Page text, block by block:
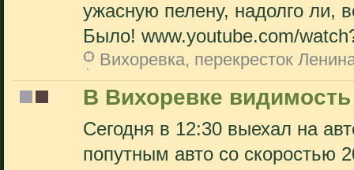
ужасную пелену, надолго ли,
Было! www.youtube.com/
Вихоревка, перекресток
В Вихоревке
Сегодня в 12:30 выехал на
попутным авто со скоростью